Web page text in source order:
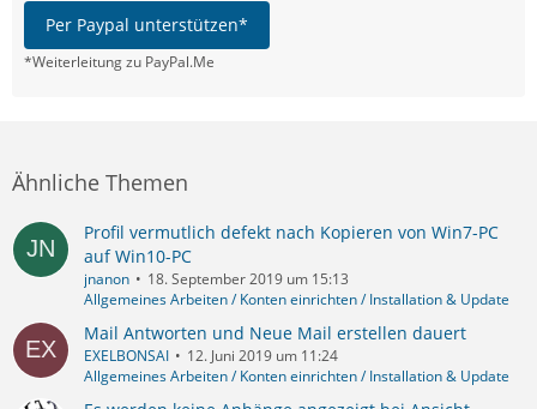
Per Paypal unterstützen*
*Weiterleitung zu PayPal.Me
Ähnliche Themen
Profil vermutlich defekt nach Kopieren von Win7-PC
auf Win10-PC
jnanon
18. September 2019 um 15:13
Allgemeines Arbeiten / Konten einrichten / Installation & Update
Mail Antworten und Neue Mail erstellen dauert
EXELBONSAI
12. Juni 2019 um 11:24
Allgemeines Arbeiten / Konten einrichten / Installation & Update